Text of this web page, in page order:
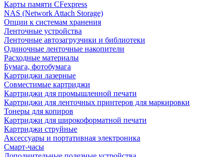
Карты памяти CFexpress
NAS (Network Attach Storage)
Опции к системам хранения
Ленточные устройства
Ленточные автозагрузчики и библиотеки
Одиночные ленточные накопители
Расходные материалы
Бумага, фотобумага
Картриджи лазерные
Совместимые картриджи
Картриджи для промышленной печати
Картриджи для ленточных принтеров для маркировки
Тонеры для копиров
Картриджи для широкоформатной печати
Картриджи струйные
Аксессуары и портативная электроника
Смарт-часы